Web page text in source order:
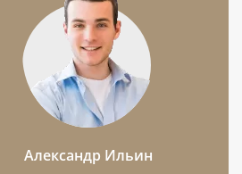
Александр Ильин